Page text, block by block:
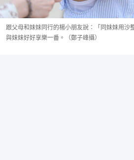
跟父母和妹妹同行的楊小朋友說：「同妹妹用沙
與妹妹好好享樂一番。（鄭子峰攝）